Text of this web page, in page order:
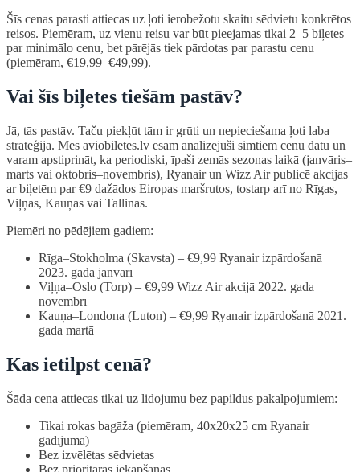
Šīs cenas parasti attiecas uz ļoti ierobežotu skaitu sēdvietu konkrētos
reisos. Piemēram, uz vienu reisu var būt pieejamas tikai 2–5 biļetes
par minimālo cenu, bet pārējās tiek pārdotas par parastu cenu
(piemēram, €19,99–€49,99).
Vai šīs biļetes tiešām pastāv?
Jā, tās pastāv. Taču piekļūt tām ir grūti un nepieciešama ļoti laba
stratēģija. Mēs aviobiletes.lv esam analizējuši simtiem cenu datu un
varam apstiprināt, ka periodiski, īpaši zemās sezonas laikā (janvāris–
marts vai oktobris–novembris), Ryanair un Wizz Air publicē akcijas
ar biļetēm par €9 dažādos Eiropas maršrutos, tostarp arī no Rīgas,
Viļņas, Kauņas vai Tallinas.
Piemēri no pēdējiem gadiem:
Rīga–Stokholma (Skavsta) – €9,99 Ryanair izpārdošanā
2023. gada janvārī
Viļņa–Oslo (Torp) – €9,99 Wizz Air akcijā 2022. gada
novembrī
Kauņa–Londona (Luton) – €9,99 Ryanair izpārdošanā 2021.
gada martā
Kas ietilpst cenā?
Šāda cena attiecas tikai uz lidojumu bez papildus pakalpojumiem:
Tikai rokas bagāža (piemēram, 40x20x25 cm Ryanair
gadījumā)
Bez izvēlētas sēdvietas
Bez prioritārās iekāpšanas